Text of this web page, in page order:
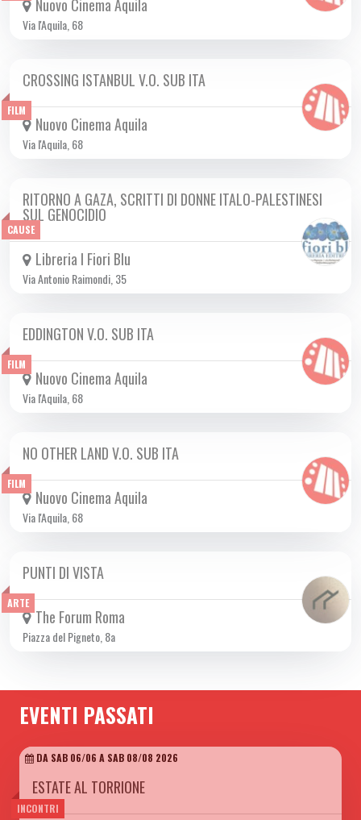
Nuovo Cinema Aquila
Via l'Aquila, 68
FILM
DA GIO 30/10 A MER 12/11 2025
CROSSING ISTANBUL V.O. SUB ITA
Nuovo Cinema Aquila
Via l'Aquila, 68
CAUSE
DOM 09/11 2025
RITORNO A GAZA, SCRITTI DI DONNE ITALO-PALESTINESI
SUL GENOCIDIO
Libreria I Fiori Blu
Via Antonio Raimondi, 35
FILM
DA VEN 17/10 A DOM 16/11 2025
EDDINGTON V.O. SUB ITA
Nuovo Cinema Aquila
Via l'Aquila, 68
FILM
DA GIO 06/11 A MER 12/11 2025
NO OTHER LAND V.O. SUB ITA
Nuovo Cinema Aquila
Via l'Aquila, 68
ARTE
DA SAB 08/11 A LUN 17/11 2025
PUNTI DI VISTA
The Forum Roma
Piazza del Pigneto, 8a
EVENTI PASSATI
INCONTRI
DA SAB 06/06 A SAB 08/08 2026
ESTATE AL TORRIONE